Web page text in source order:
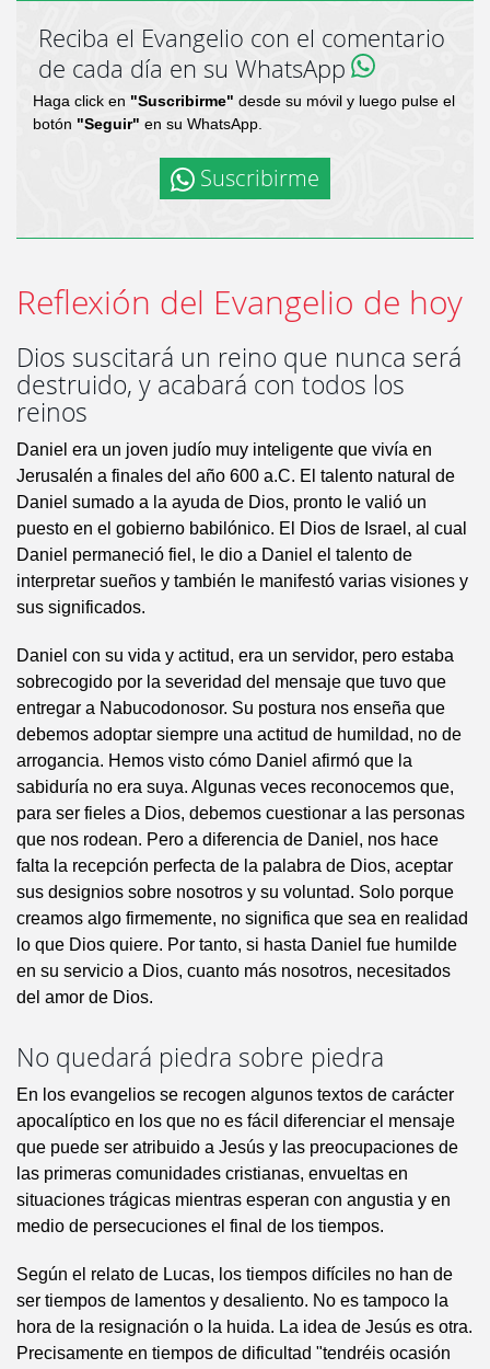
Reciba el Evangelio con el comentario
de cada día en su WhatsApp
Haga click en "Suscribirme" desde su móvil y luego pulse el
botón "Seguir" en su WhatsApp.
Suscribirme
Reflexión del Evangelio de hoy
Dios suscitará un reino que nunca será
destruido, y acabará con todos los
reinos
Daniel era un joven judío muy inteligente que vivía en
Jerusalén a finales del año 600 a.C. El talento natural de
Daniel sumado a la ayuda de Dios, pronto le valió un
puesto en el gobierno babilónico. El Dios de Israel, al cual
Daniel permaneció fiel, le dio a Daniel el talento de
interpretar sueños y también le manifestó varias visiones y
sus significados.
Daniel con su vida y actitud, era un servidor, pero estaba
sobrecogido por la severidad del mensaje que tuvo que
entregar a Nabucodonosor. Su postura nos enseña que
debemos adoptar siempre una actitud de humildad, no de
arrogancia. Hemos visto cómo Daniel afirmó que la
sabiduría no era suya. Algunas veces reconocemos que,
para ser fieles a Dios, debemos cuestionar a las personas
que nos rodean. Pero a diferencia de Daniel, nos hace
falta la recepción perfecta de la palabra de Dios, aceptar
sus designios sobre nosotros y su voluntad. Solo porque
creamos algo firmemente, no significa que sea en realidad
lo que Dios quiere. Por tanto, si hasta Daniel fue humilde
en su servicio a Dios, cuanto más nosotros, necesitados
del amor de Dios.
No quedará piedra sobre piedra
En los evangelios se recogen algunos textos de carácter
apocalíptico en los que no es fácil diferenciar el mensaje
que puede ser atribuido a Jesús y las preocupaciones de
las primeras comunidades cristianas, envueltas en
situaciones trágicas mientras esperan con angustia y en
medio de persecuciones el final de los tiempos.
Según el relato de Lucas, los tiempos difíciles no han de
ser tiempos de lamentos y desaliento. No es tampoco la
hora de la resignación o la huida. La idea de Jesús es otra.
Precisamente en tiempos de dificultad "tendréis ocasión